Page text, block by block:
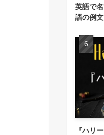
英語で
語の例
『ハリ